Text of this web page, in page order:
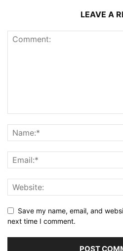
LEAVE A
Save my name, email, and
next time I comment.